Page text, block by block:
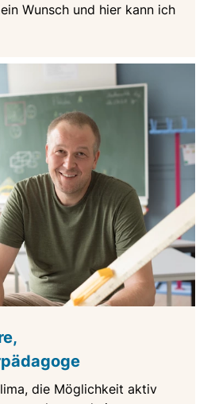
Wunsch und hier kann ich
die Möglichkeit aktiv